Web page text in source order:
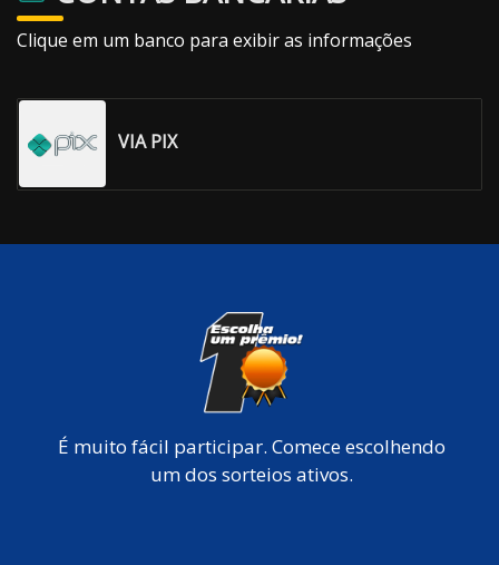
Clique em um banco para exibir as informações
VIA PIX
É muito fácil participar. Comece escolhendo
um dos sorteios ativos.